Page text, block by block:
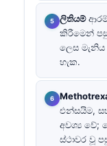
ලිතියම්
කිරීමෙන්
ලෙස මැනිය
හැක.
එන්සයිම,
අවශ්‍ය වේ;
ස්ථාවර වූ